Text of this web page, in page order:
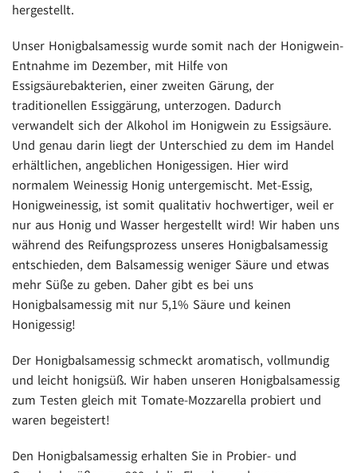
hergestellt.
Unser Honigbalsamessig wurde somit nach der Honigwein-
Entnahme im Dezember, mit Hilfe von
Essigsäurebakterien, einer zweiten Gärung, der
traditionellen Essiggärung, unterzogen. Dadurch
verwandelt sich der Alkohol im Honigwein zu Essigsäure.
Und genau darin liegt der Unterschied zu dem im Handel
erhältlichen, angeblichen Honigessigen. Hier wird
normalem Weinessig Honig untergemischt. Met-Essig,
Honigweinessig, ist somit qualitativ hochwertiger, weil er
nur aus Honig und Wasser hergestellt wird! Wir haben uns
während des Reifungsprozess unseres Honigbalsamessig
entschieden, dem Balsamessig weniger Säure und etwas
mehr Süße zu geben. Daher gibt es bei uns
Honigbalsamessig mit nur 5,1% Säure und keinen
Honigessig!
Der Honigbalsamessig schmeckt aromatisch, vollmundig
und leicht honigsüß. Wir haben unseren Honigbalsamessig
zum Testen gleich mit Tomate-Mozzarella probiert und
waren begeistert!
Den Honigbalsamessig erhalten Sie in Probier- und